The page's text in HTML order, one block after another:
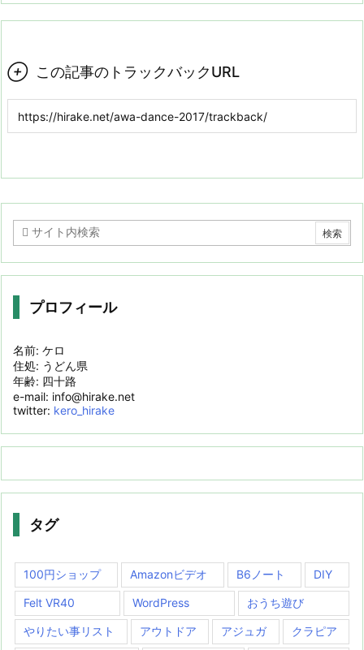
 この記事のトラックバックURL
プロフィール
名前: ケロ
住処: うどん県
年齢: 四十路
e-mail: info@hirake.net
twitter: kero_hirake
タグ
100円ショップ Amazonビデオ B6ノート DIY
Felt VR40 WordPress おうち遊び
やりたい事リスト アウトドア アジュガ クラピア